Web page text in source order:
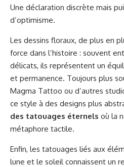
Une déclaration discrète mais
d’optimisme.
Les dessins floraux, de plus en
force dans l’histoire : souvent
délicats, ils représentent un
et permanence. Toujours plus
Magma Tattoo ou d’autres
ce style à des designs plus
des tatouages éternels où la
métaphore tactile.
Enfin, les tatouages liés aux
lune et le soleil connaissent un